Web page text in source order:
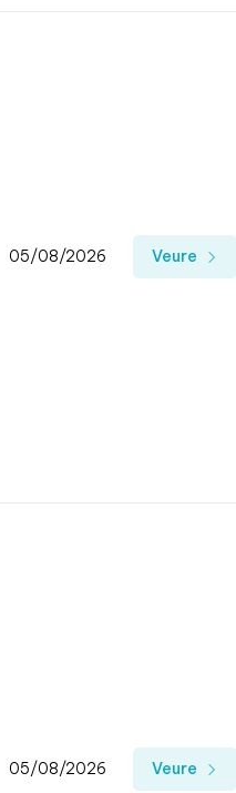
05/08/2026 Veure
05/08/2026 Veure